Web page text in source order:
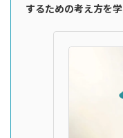
するための考え方を